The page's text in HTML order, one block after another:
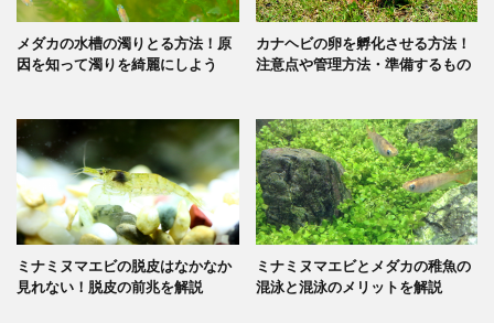
メダカの水槽の濁りとる方法！原
因を知って濁りを綺麗にしよう
カナヘビの卵を孵化させる方法！
注意点や管理方法・準備するもの
ミナミヌマエビの脱皮はなかなか
見れない！脱皮の前兆を解説
ミナミヌマエビとメダカの稚魚の
混泳と混泳のメリットを解説